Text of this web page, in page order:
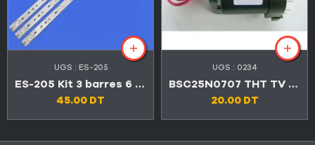
UGS : ES-205
ES-205 Kit 3 barres 6 LED 3V TV CONDOR 32″ LED32C4500
45.00 DT
UGS : 0234
BSC25N0707 THT TV LEXUS
20.00 DT